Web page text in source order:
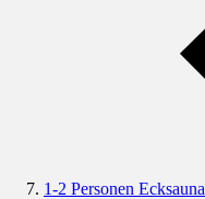
1-2 Personen Ecksauna